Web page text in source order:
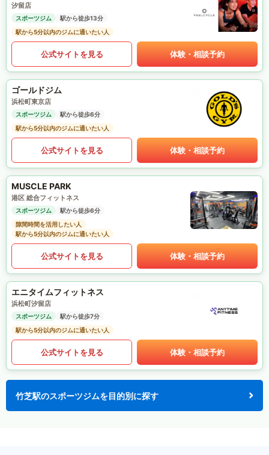
汐留店
スポーツジム
駅から徒歩13分
駅から5分以内のジムに通いたい人
公式サイトを見る 体験・相談予約
ゴールドジム
浜松町東京店
スポーツジム
駅から徒歩6分
駅から5分以内のジムに通いたい人
公式サイトを見る 体験・相談予約
MUSCLE PARK
港区 総合フィットネス
スポーツジム
駅から徒歩6分
隙間時間を活用したい人
駅から5分以内のジムに通いたい人
公式サイトを見る 体験・相談予約
エニタイムフィットネス
浜松町汐留店
スポーツジム
駅から徒歩7分
駅から5分以内のジムに通いたい人
公式サイトを見る 体験・相談予約
竹芝駅のスポーツジムを目的別に探す